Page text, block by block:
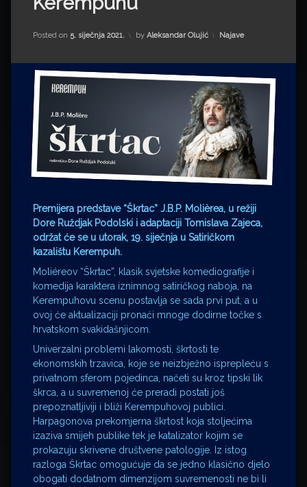
Impressum
Milenko Strižak
Drugi autori
Drugi autori
Matea Andrić
Ljiljana Lekanić-Kljaić
Željko Krznarić
Mario Lovreković
Miroslav Šantek
Posted on 5. siječnja 2021. by Aleksandar Olujić Kategorije:
Najave
Premijera predstave “Škrtac” J.B.P. Molièrea, u režiji
Dore Ruždjak Podolski i adaptaciji Tomislava Zajeca,
održat će se u utorak, 19. siječnja u Satiričkom
kazalištu Kerempuh.
Moliéreov “Škrtac”, klasik svjetske komediografije i
komedija karaktera iznimnog satiričkog naboja, na
Kerempuhovu scenu postavlja se sada prvi put, a u
ovoj će aktualizaciji pronaći mnoge dodirne točke s
hrvatskom svakidašnjicom.
Univerzalni problemi lakomosti, škrtosti te
ekonomskih trzavica, koje se neizbježno isprepleću s
privatnom sferom pojedinca, načeti su kroz tipski lik
škrca, a u suvremenoj će preradi postati još
prepoznatljiviji i bliži Kerempuhovoj publici.
Harpagonova prekomjerna škrtost koja stoljećima
izaziva smijeh publike tek je katalizator kojim se
prokazuju skrivene društvene patologije. Iz istog
razloga Škrtac omogućuje da se jedno klasično djelo
obogati dodatnom dimenzijom suvremenosti ne bi li